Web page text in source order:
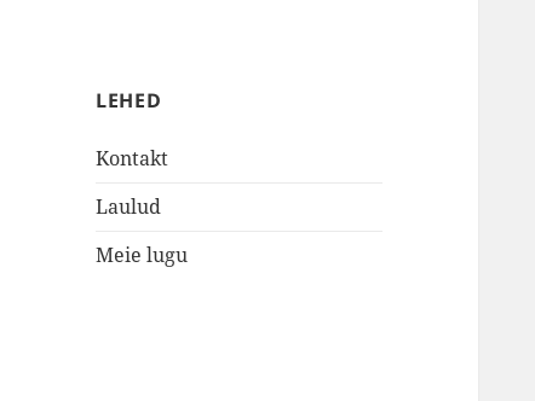
LEHED
Kontakt
Laulud
Meie lugu